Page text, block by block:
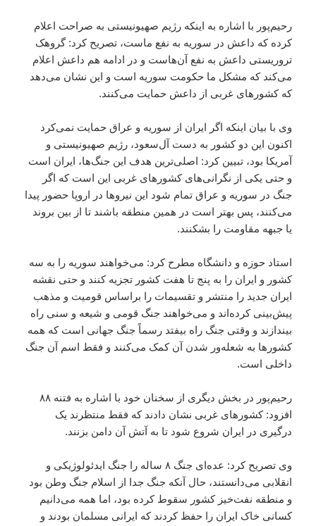
رحیم‌پور با اشاره به اینکه رژیم صهیونیستی به‌ صراحت اعلام
کرده که داعش در سوریه به نفع ماست، تصریح کرد: گروهک
تروریستی داعش به نفع آن‌هاست و در ادامه هم داعش اعلام
می‌کند که مشکل ما حکومت سوریه است و این نشان می‌دهد
که کشورهای غربی از داعش حمایت می‌کنند.
وی با بیان اینکه اگر ایران از سوریه و عراق حمایت نمی‌کرد
اکنون این دو کشور به دست آل‌سعود، رژیم صهیونیستی و
آمریکا بود، تبیین کرد: اصلی‌ترین هدف این جنگ‌ها، ایران است
و حتی یکی از نگرانی‌های کشورهای غربی این است که اگر
جنگ در سوریه و عراق تمام شود این نیروها در اروپا حضور پیدا
می‌کنند، پس بهتر است در همین منطقه باشند تا از بین بروند
یا جبهه مقاومت را بشکنند.
استاد حوزه و دانشگاه مطرح کرد: می‌خواهند سوریه را به سه
کشور و ایران را به پنج تا هفت‌ کشور تجزیه کنند و حتی نقشه
ایران جدید را منتشر و تقسیمات را براساس قومیت و مذهب
پیش‌بینی کرده‌اند و می‌خواهند جنگ قومی و شیعه و سنی راه‌
بیندازند و وقتی جنگ راه بیفتد رسماً جنگ جهانی است که همه
کشورها به شعله‌ور شدن آن کمک می‌کنند و فقط اسم آن جنگ
داخلی است.
رحیم‌پور در بخش دیگری از سخنان خود با اشاره به فتنه ۸۸
افزود: کشورهای غربی نشان دادند که فقط منتظرند یک
درگیری در ایران شروع شود تا به آتش آن دامن بزنند.
وی تصریح کرد: عده‌ای جنگ ۸ ساله را جنگ ایدئولوژیکی و
انقلابی می‌دانستند، حال‌ آنکه جنگ جدا از اسلام جنگ وطن بود
و منطقه نفت‌خیز کشور سقوط کرده بود، اما همه می‌دانیم
کسانی خاک ایران را حفظ کردند که ایرانی مسلمان بودند و